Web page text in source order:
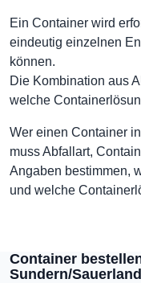
Ein Container wird
eindeutig einzelnen
können.
Die Kombination aus
welche
Wer einen Container
muss Abfallart,
Angaben bestimmen,
und welche
Container
Sundern/Sauerland